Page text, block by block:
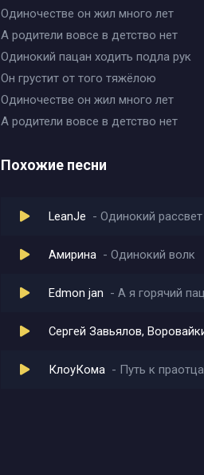
Одиночестве он жил много лет
А родители вовсе в детство нет
Одинокий пацан ходить подла рук
Он грустит от того тяжёлою
Одиночестве он жил много лет
А родители вовсе в детство нет
Похожие песни
LeanJe Одинокий рассвет
Амирина Одинокий волк
Edmon jan А я горячий
Сергей Завьялов,
КлоуКома Путь к